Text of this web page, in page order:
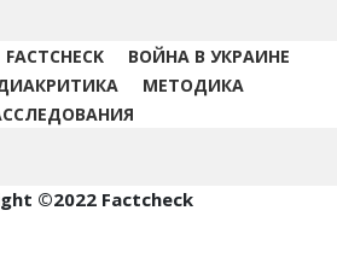
FACTCHECK
ВОЙНА В УКРАИНЕ
МЕТОДИКА
©2022 Factcheck